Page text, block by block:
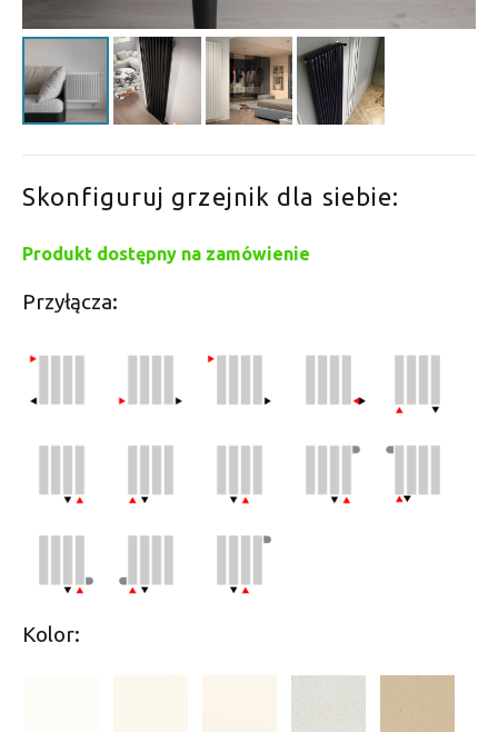
Skonfiguruj grzejnik dla siebie:
Produkt dostępny na zamówienie
Przyłącza:
Kolor: